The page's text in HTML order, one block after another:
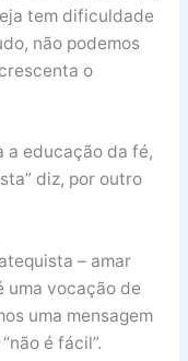
tem dificuldade
não podemos
o
a educação da fé,
diz, por outro
– amar
uma vocação de
uma mensagem
é fácil”.